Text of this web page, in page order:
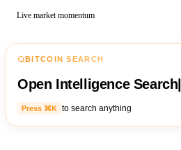
Live market momentum
BITCOIN SEARCH
Open Intelligence Search|
Press ⌘K to search anything